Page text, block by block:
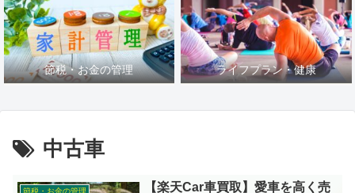
節税・お金の管理 ライフプラン・健康
中古車
節税・お金の管理
【楽天Car車買取】愛車を高く売